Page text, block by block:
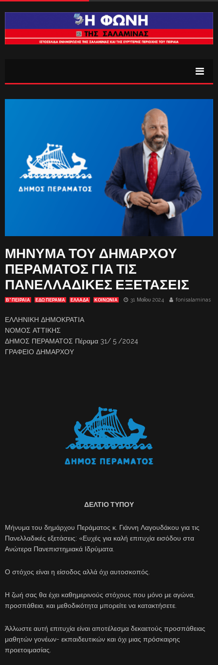
ΜΗΝΥΜΑ ΤΟΥ ΔΗΜΑΡΧΟΥ
ΠΕΡΑΜΑΤΟΣ ΓΙΑ ΤΙΣ
ΠΑΝΕΛΛΑΔΙΚΕΣ ΕΞΕΤΑΣΕΙΣ
Β' ΠΕΙΡΑΙΑ ΕΔΩ ΠΕΡΑΜΑ ΕΛΛΑΔΑ ΚΟΙΝΩΝΙΑ 31 Μαΐου 2024 fonisalaminas
ΕΛΛΗΝΙΚΗ ΔΗΜΟΚΡΑΤΙΑ
ΝΟΜΟΣ ΑΤΤΙΚΗΣ
ΔΗΜΟΣ ΠΕΡΑΜΑΤΟΣ Πέραμα 31/ 5 /2024
ΓΡΑΦΕΙΟ ΔΗΜΑΡΧΟΥ
ΔΕΛΤΙΟ ΤΥΠΟΥ
Μήνυμα του δημάρχου Περάματος κ. Γιάννη Λαγουδάκου για τις
Πανελλαδικές εξετάσεις: «Ευχές για καλή επιτυχία εισόδου στα
Ανώτερα Πανεπιστημιακά Ιδρύματα.
Ο στόχος είναι η είσοδος αλλά όχι αυτοσκοπός.
Η ζωή σας θα έχει καθημερινούς στόχους που μόνο με αγώνα,
προσπάθεια, και μεθοδικότητα μπορείτε να κατακτήσετε.
Άλλωστε αυτή επιτυχία είναι αποτέλεσμα δεκαετούς προσπάθειας
μαθητών γονέων- εκπαιδευτικών και όχι μιας πρόσκαιρης
προετοιμασίας.